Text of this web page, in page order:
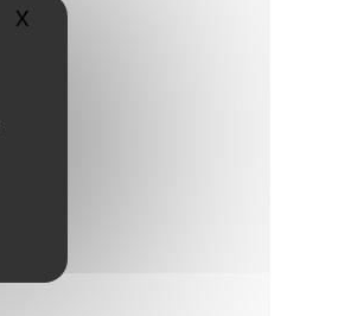
X Masquer le bandeau des cookies